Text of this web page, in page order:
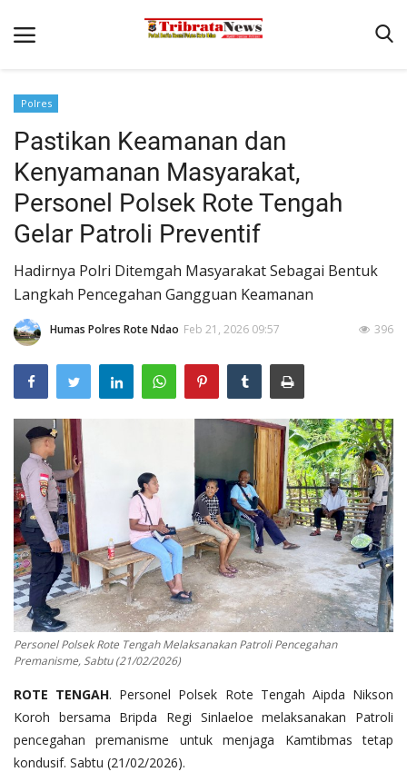
Beranda
Terms & Conditions
Pengamanan di Pelabuhan Pantaibaru Untuk Jamin
Binkam
Polisi Kita
Mitra Polisi
Giat Ops
Binmas
Polres
Pastikan Keamanan dan
Kenyamanan Masyarakat,
Personel Polsek Rote Tengah
Gelar Patroli Preventif
Hadirnya Polri Ditemgah Masyarakat Sebagai Bentuk
Langkah Pencegahan Gangguan Keamanan
Humas Polres Rote Ndao Feb 21, 2026 09:57 396
Personel Polsek Rote Tengah Melaksanakan Patroli Pencegahan
Premanisme, Sabtu (21/02/2026)
ROTE TENGAH. Personel Polsek Rote Tengah Aipda Nikson
Koroh bersama Bripda Regi Sinlaeloe melaksanakan Patroli
pencegahan premanisme untuk menjaga Kamtibmas tetap
kondusif. Sabtu (21/02/2026).